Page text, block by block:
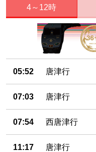
4～12時
05:52 唐津行
07:03 唐津行
07:54 西唐津行
11:17 唐津行